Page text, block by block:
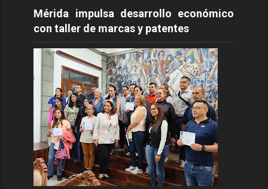
Mérida impulsa desarrollo económico
con taller de marcas y patentes